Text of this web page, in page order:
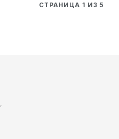
СТРАНИЦА 1 ИЗ 5